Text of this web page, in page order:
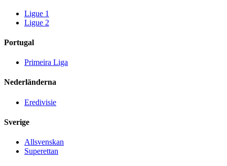
Ligue 1
Ligue 2
Portugal
Primeira Liga
Nederländerna
Eredivisie
Sverige
Allsvenskan
Superettan